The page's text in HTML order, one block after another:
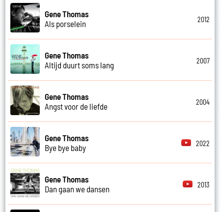
Gene Thomas
Als porselein
2012
Gene Thomas
Altijd duurt soms lang
2007
Gene Thomas
Angst voor de liefde
2004
Gene Thomas
Bye bye baby
2022
Gene Thomas
Dan gaan we dansen
2013